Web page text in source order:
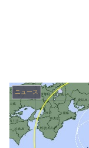
ニュース